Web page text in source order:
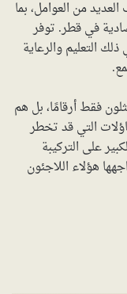
من العوامل، بما
في قطر. توفر
التعليم والرعاية
فقط أرقامًا، بل هم
التي قد تخطر
على التركيبة
هؤلاء اللاجئون